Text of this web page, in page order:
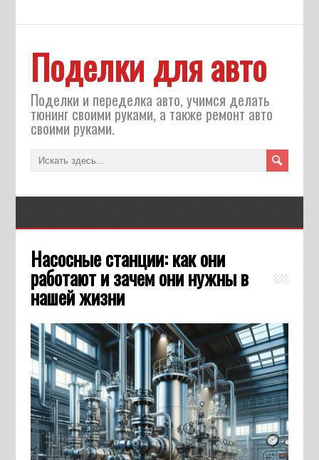
Поделки для авто
Поделки и переделка авто, учимся делать
тюнинг своими руками, а также ремонт авто
своими руками.
Насосные станции: как они
работают и зачем они нужны в
нашей жизни